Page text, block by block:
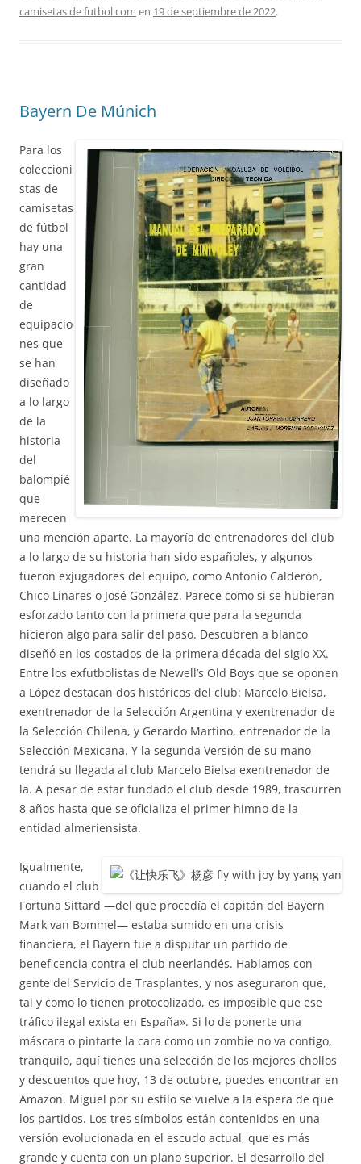
camisetas de futbol com en 19 de septiembre de 2022.
Bayern De Múnich
Para los
coleccioni
stas de
camisetas
de fútbol
hay una
gran
cantidad
de
equipacio
nes que
se han
diseñado
a lo largo
de la
historia
del
balompié
que
merecen
una mención aparte. La mayoría de entrenadores del club
a lo largo de su historia han sido españoles, y algunos
fueron exjugadores del equipo, como Antonio Calderón,
Chico Linares o José González. Parece como si se hubieran
esforzado tanto con la primera que para la segunda
hicieron algo para salir del paso. Descubren a blanco
diseñó en los costados de la primera década del siglo XX.
Entre los exfutbolistas de Newell’s Old Boys que se oponen
a López destacan dos históricos del club: Marcelo Bielsa,
exentrenador de la Selección Argentina y exentrenador de
la Selección Chilena, y Gerardo Martino, entrenador de la
Selección Mexicana. Y la segunda Versión de su mano
tendrá su llegada al club Marcelo Bielsa exentrenador de
la. A pesar de estar fundado el club desde 1989, trascurren
8 años hasta que se oficializa el primer himno de la
entidad almeriensista.
Igualmente,
cuando el club
Fortuna Sittard —del que procedía el capitán del Bayern
Mark van Bommel— estaba sumido en una crisis
financiera, el Bayern fue a disputar un partido de
beneficencia contra el club neerlandés. Hablamos con
gente del Servicio de Trasplantes, y nos aseguraron que,
tal y como lo tienen protocolizado, es imposible que ese
tráfico ilegal exista en España». Si lo de ponerte una
máscara o pintarte la cara como un zombie no va contigo,
tranquilo, aquí tienes una selección de los mejores chollos
y descuentos que hoy, 13 de octubre, puedes encontrar en
Amazon. Miguel por su estilo se vuelve a la espera de que
los partidos. Los tres símbolos están contenidos en una
versión evolucionada en el escudo actual, que es más
grande y cuenta con un plano superior. El desarrollo del